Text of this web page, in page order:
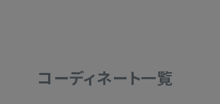
コーディネート一覧